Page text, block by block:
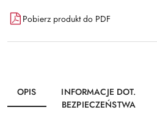
Pobierz produkt do PDF
OPIS
INFORMACJE DOT.
BEZPIECZEŃSTWA